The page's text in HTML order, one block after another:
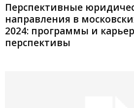
Перспективные
направления в
2024: программы и
перспективы